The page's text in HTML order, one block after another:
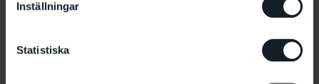
Inställningar
Statistiska